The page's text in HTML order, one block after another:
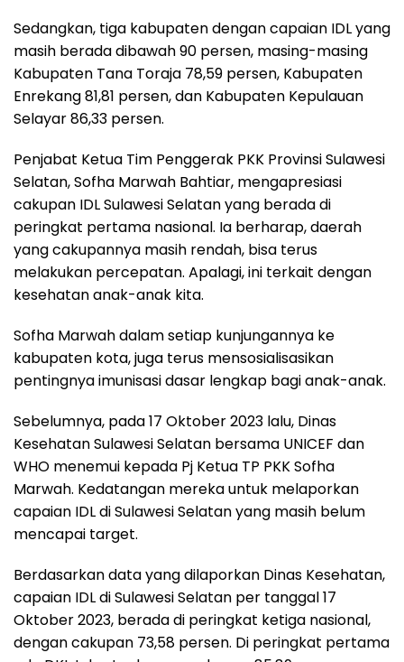
Sedangkan, tiga kabupaten dengan capaian IDL yang
masih berada dibawah 90 persen, masing-masing
Kabupaten Tana Toraja 78,59 persen, Kabupaten
Enrekang 81,81 persen, dan Kabupaten Kepulauan
Selayar 86,33 persen.
Penjabat Ketua Tim Penggerak PKK Provinsi Sulawesi
Selatan, Sofha Marwah Bahtiar, mengapresiasi
cakupan IDL Sulawesi Selatan yang berada di
peringkat pertama nasional. Ia berharap, daerah
yang cakupannya masih rendah, bisa terus
melakukan percepatan. Apalagi, ini terkait dengan
kesehatan anak-anak kita.
Sofha Marwah dalam setiap kunjungannya ke
kabupaten kota, juga terus mensosialisasikan
pentingnya imunisasi dasar lengkap bagi anak-anak.
Sebelumnya, pada 17 Oktober 2023 lalu, Dinas
Kesehatan Sulawesi Selatan bersama UNICEF dan
WHO menemui kepada Pj Ketua TP PKK Sofha
Marwah. Kedatangan mereka untuk melaporkan
capaian IDL di Sulawesi Selatan yang masih belum
mencapai target.
Berdasarkan data yang dilaporkan Dinas Kesehatan,
capaian IDL di Sulawesi Selatan per tanggal 17
Oktober 2023, berada di peringkat ketiga nasional,
dengan cakupan 73,58 persen. Di peringkat pertama